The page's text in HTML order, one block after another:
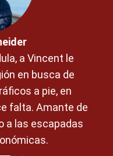
a Vincent le
en busca de
a pie, en
falta. Amante de
a las escapadas